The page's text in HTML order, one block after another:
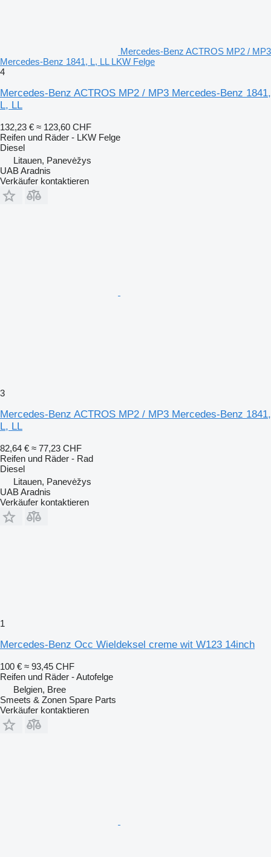
Mercedes-Benz ACTROS MP2 / MP3
Mercedes-Benz 1841, L, LL LKW Felge
4
Mercedes-Benz ACTROS MP2 / MP3 Mercedes-Benz 1841,
L, LL
132,23 € ≈ 123,60 CHF
Reifen und Räder - LKW Felge
Diesel
Litauen, Panevėžys
UAB Aradnis
Verkäufer kontaktieren
3
Mercedes-Benz ACTROS MP2 / MP3 Mercedes-Benz 1841,
L, LL
82,64 € ≈ 77,23 CHF
Reifen und Räder - Rad
Diesel
Litauen, Panevėžys
UAB Aradnis
Verkäufer kontaktieren
1
Mercedes-Benz Occ Wieldeksel creme wit W123 14inch
100 € ≈ 93,45 CHF
Reifen und Räder - Autofelge
Belgien, Bree
Smeets & Zonen Spare Parts
Verkäufer kontaktieren